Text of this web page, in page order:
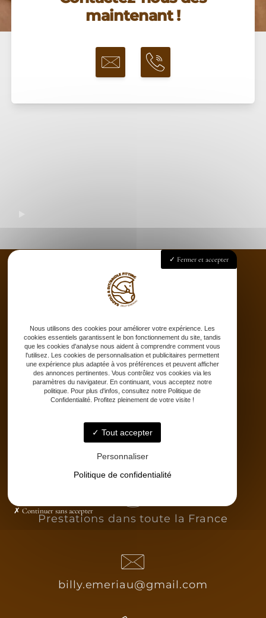
maintenant !
Accueil
Bit fitting
Selle sur-mesure
Stages
Partenaires
Catalogue
Contact
Prestations dans toute la France
billy.emeriau@gmail.com
Fermer et accepter
Nous utilisons des cookies pour améliorer votre expérience. Les
cookies essentiels garantissent le bon fonctionnement du site, tandis
que les cookies d'analyse nous aident à comprendre comment vous
l'utilisez. Les cookies de personnalisation et publicitaires permettent
une expérience plus adaptée à vos préférences et peuvent afficher
des annonces pertinentes. Vous contrôlez vos cookies via les
paramètres du navigateur. En continuant, vous acceptez notre
politique. Pour plus d'infos, consultez notre Politique de
Confidentialité. Profitez pleinement de votre visite !
Tout accepter
Personnaliser
Politique de confidentialité
Continuer sans accepter